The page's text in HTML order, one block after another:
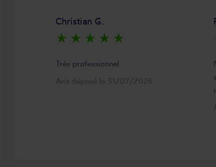
Christian G.
star_rate star_rate star_rate star_rate star_rate
Très professionnel
Avis déposé le 31/07/2026